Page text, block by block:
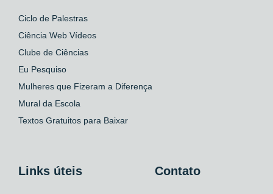
Ciclo de Palestras
Ciência Web Vídeos
Clube de Ciências
Eu Pesquiso
Mulheres que Fizeram a Diferença
Mural da Escola
Textos Gratuitos para Baixar
Links úteis Contato